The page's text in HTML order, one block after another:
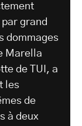
grand
dommages
Marella
de TUI, a
les
de
à deux